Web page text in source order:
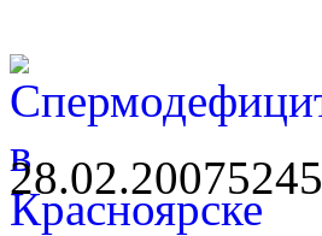
28.02.20075245